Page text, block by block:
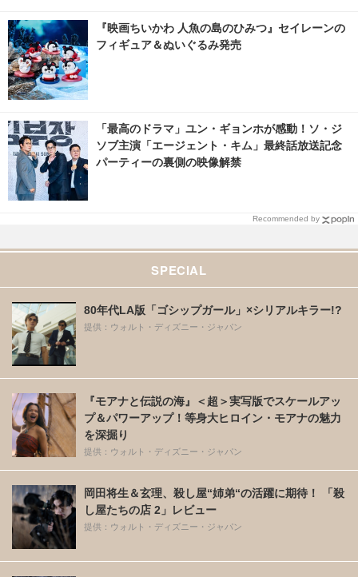
『映画ちいかわ 人魚の島のひみつ』セイレーンの
フィギュア＆ぬいぐるみ発売
「最高のドラマ」ユン・ギョンホが感動！ソ・ジ
ソブ主演「エージェント・キム」最終話放送記念
パーティーの裏側の映像解禁
Recommended by
SPECIAL
80年代LA版「ゴシップガール」×シリアルキラー!?
提供：ウォルト・ディズニー・ジャパン
『モアナと伝説の海』＜超＞実写版でスケールアッ
プ＆パワーアップ！等身大ヒロイン・モアナの魅力
を深掘り
提供：ウォルト・ディズニー・ジャパン
岡田将生＆玄理、殺し屋“姉弟“の活躍に期待！ 「殺
し屋たちの店 2」レビュー
提供：ウォルト・ディズニー・ジャパン